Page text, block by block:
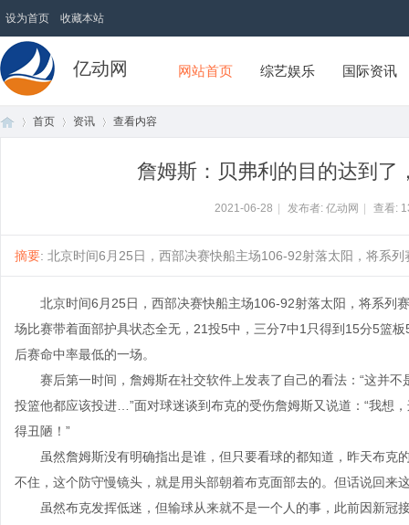
设为首页 收藏本站
亿动网 网站首页 综艺娱乐 国际资讯
首页 资讯 查看内容
詹姆斯：贝弗利的目的达到了
2021-06-28 发布者: 亿动网 查看:
摘要: 北京时间6月25日，西部决赛快船主场106-92射落太阳，将系
北京时间6月25日，西部决赛快船主场106-92射落太阳，将系列
场比赛带着面部护具状态全无，21投5中，三分7中1只得到15分5篮
后赛命中率最低的一场。
赛后第一时间，詹姆斯在社交软件上发表了自己的看法：“这并不
投篮他都应该投进…”面对球迷谈到布克的受伤詹姆斯又说道：“我想
得丑陋！”
虽然詹姆斯没有明确指出是谁，但只要看球的都知道，昨天布克
不住，这个防守慢镜头，就是用头部朝着布克面部去的。但话说回
虽然布克发挥低迷，但输球从来就不是一个人的事，此前因新冠